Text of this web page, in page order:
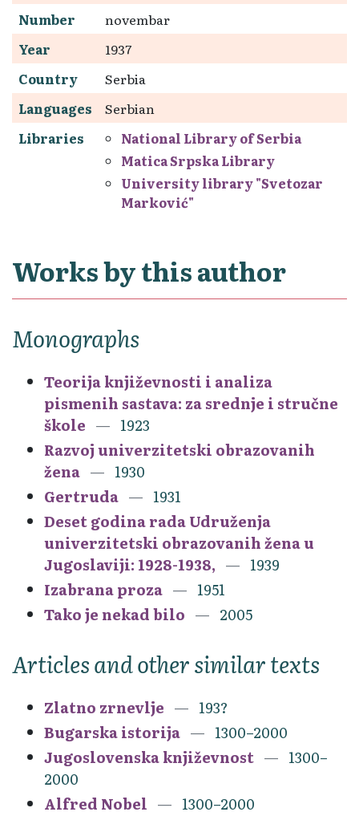
Number
novembar
Year
1937
Country
Serbia
Languages
Serbian
Libraries
National Library of Serbia
Matica Srpska Library
University library "Svetozar
Marković"
Works by this author
Monographs
Teorija književnosti i analiza
pismenih sastava: za srednje i stručne
škole
1923
Razvoj univerzitetski obrazovanih
žena
1930
Gertruda
1931
Deset godina rada Udruženja
univerzitetski obrazovanih žena u
Jugoslaviji: 1928-1938,
1939
Izabrana proza
1951
Tako je nekad bilo
2005
Articles and other similar texts
Zlatno zrnevlje
193?
Bugarska istorija
1300–2000
Jugoslovenska književnost
1300–
2000
Alfred Nobel
1300–2000